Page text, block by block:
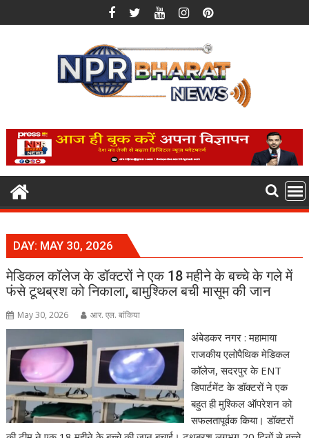
to
DAY: MAY 30, 2026
मेडिकल कॉलेज के डॉक्टरों ने एक 18 महीने के बच्चे के गले में
फंसे टूथब्रश को निकाला, बामुश्किल बची मासूम की जान
May 30, 2026 आर. एल. बांकिया
अंबेडकर नगर : महामाया
राजकीय एलोपैथिक मेडिकल
कॉलेज, सदरपुर के ENT
डिपार्टमेंट के डॉक्टरों ने एक
बहुत ही मुश्किल ऑपरेशन को
सफलतापूर्वक किया। डॉक्टरों